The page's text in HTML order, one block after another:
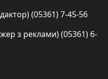
(05361) 7-45-56
з реклами) (05361) 6-